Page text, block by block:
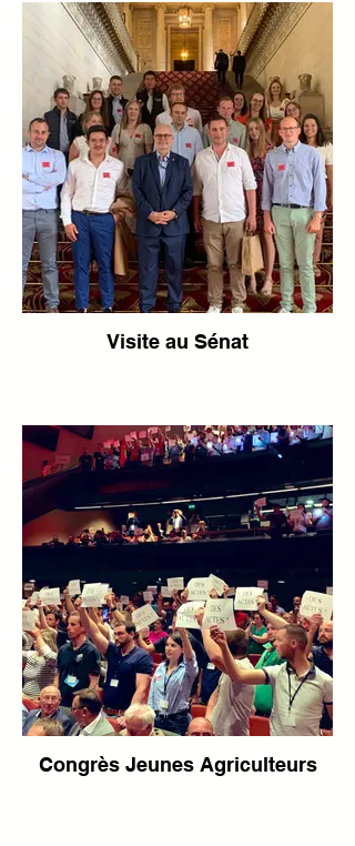
l’exploitation de Damien Duchateau, jeune
agriculteur à Rodelinghem.
Accompagnés par la FDSEA 59-62, nous
avons pu débattre et échanger sur les
actions du gouvernement à l’égard de
l’agriculture.👨‍🌾
✅Les objectifs de cette rencontre :
- rappeler l’importance de notre métier et
notre rôle majeur dans la souveraineté
alimentaire du pays
- montrer qu’il est important de soutenir les
jeunes et faciliter leur installation
- évoquer les différentes problématiques
auxquelles nous devons faire face comme
la sécheresse ou encore le foncier
- expliquer qu’il faut trouver davantage de
solutions avant d’aboutir à des
interdictions (ZNT)
soient prises soient davantage mesurées
et adaptées.
Merci à la FDSEA pour sa participation à
cet échange 👋
Visite au Sénat
Congrès Jeunes Agriculteurs